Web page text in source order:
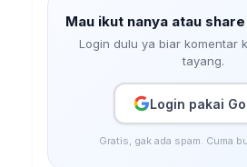
Mau ikut nanya atau
Login dulu ya biar komentar
tayang.
Login pakai
Gratis, gak ada spam. Cuma